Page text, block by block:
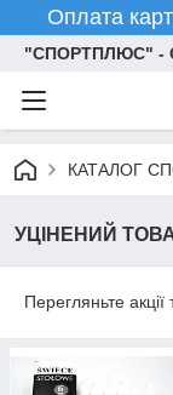
Оплата
"СПОРТПЛЮС" -
КАТАЛОГ
УЦІНЕНИЙ
Перегляньте